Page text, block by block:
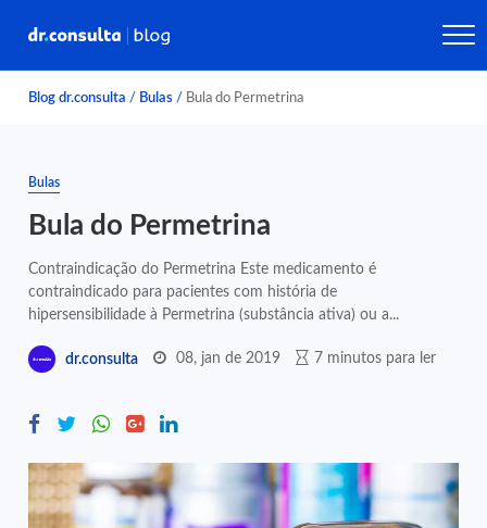
Blog dr.consulta / Bulas / Bula do Permetrina
Bulas
Bula do Permetrina
Contraindicação do Permetrina Este medicamento é
contraindicado para pacientes com história de
hipersensibilidade à Permetrina (substância ativa) ou a...
dr.consulta 08, jan de 2019 7 minutos para ler